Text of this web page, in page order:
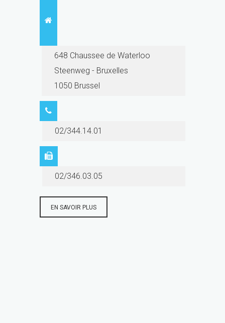
648 Chaussee de Waterloo
Steenweg - Bruxelles
1050 Brussel
02/344.14.01
02/346.03.05
EN SAVOIR PLUS